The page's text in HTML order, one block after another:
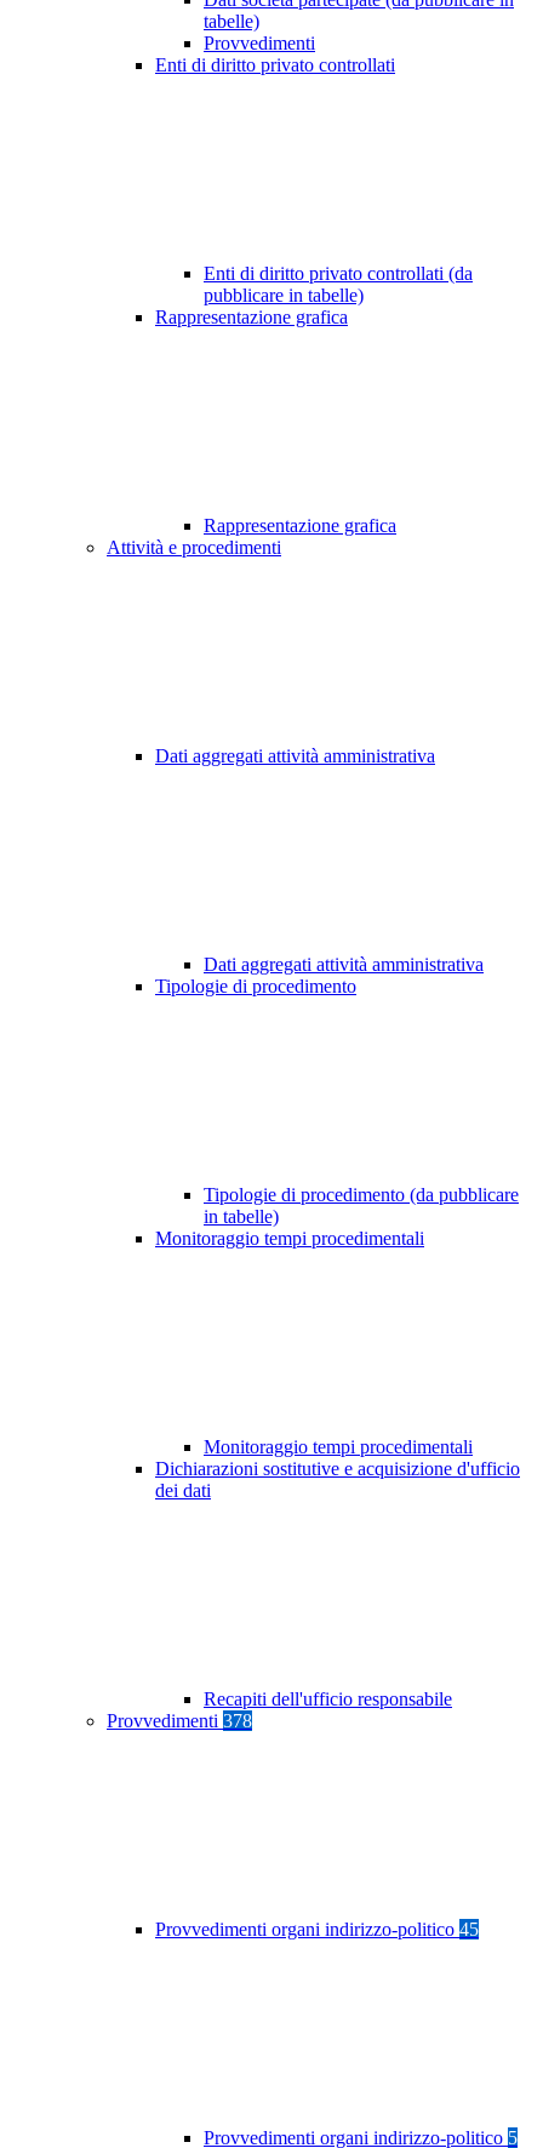
tabelle)
Provvedimenti
Enti di diritto privato controllati
Enti di diritto privato controllati (da
pubblicare in tabelle)
Rappresentazione grafica
Rappresentazione grafica
Attività e procedimenti
Dati aggregati attività amministrativa
Dati aggregati attività amministrativa
Tipologie di procedimento
Tipologie di procedimento (da pubblicare
in tabelle)
Monitoraggio tempi procedimentali
Monitoraggio tempi procedimentali
Dichiarazioni sostitutive e acquisizione d'ufficio
dei dati
Recapiti dell'ufficio responsabile
Provvedimenti 378
Provvedimenti organi indirizzo-politico 45
Provvedimenti organi indirizzo-politico 5